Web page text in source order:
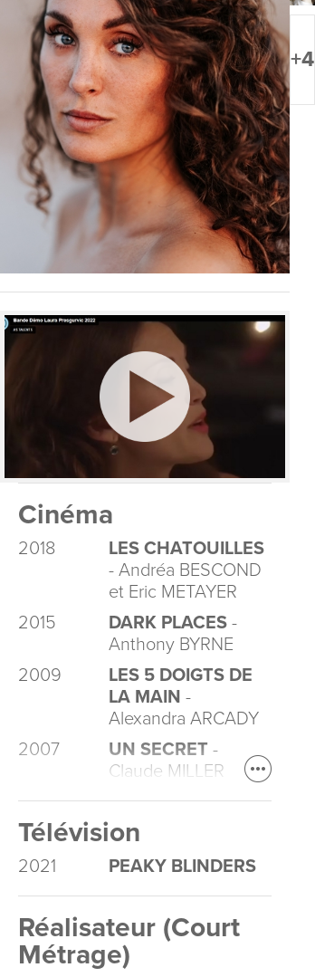
+4
Cinéma
2018
LES CHATOUILLES
- Andréa BESCOND
et Eric METAYER
2015
DARK PLACES -
Anthony BYRNE
2009
LES 5 DOIGTS DE
LA MAIN -
Alexandra ARCADY
2007
UN SECRET -
Claude MILLER
Télévision
2021 PEAKY BLINDERS
Réalisateur (Court
Métrage)